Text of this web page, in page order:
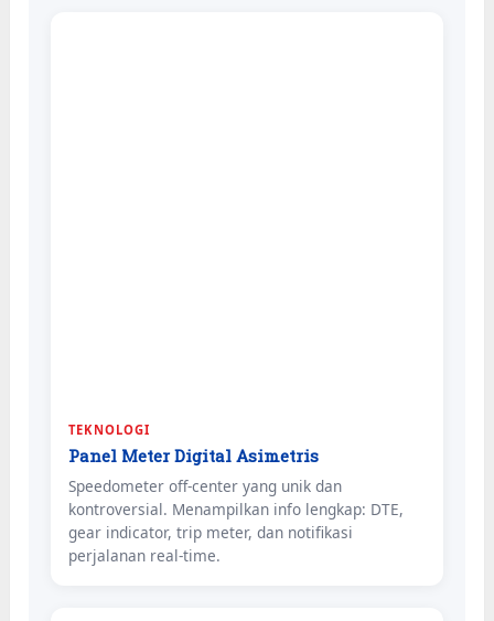
TEKNOLOGI
Panel Meter Digital Asimetris
Speedometer off-center yang unik dan
kontroversial. Menampilkan info lengkap: DTE,
gear indicator, trip meter, dan notifikasi
perjalanan real-time.